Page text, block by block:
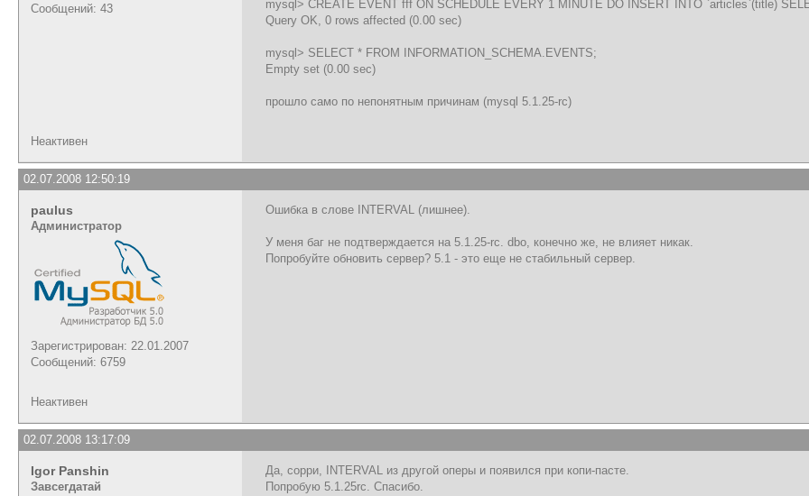
Сообщений: 43
mysql> CREATE EVENT fff ON SCHEDULE EVERY 1 MINUTE DO INSERT INTO `articles`(title)
Query OK, 0 rows affected (0.00 sec)
mysql> SELECT * FROM INFORMATION_SCHEMA.EVENTS;
Empty set (0.00 sec)
прошло само по непонятным причинам (mysql 5.1.25-rc)
Неактивен
02.07.2008 12:50:19
paulus
Администратор
Зарегистрирован: 22.01.2007
Сообщений: 6759
Ошибка в слове INTERVAL (лишнее).
У меня баг не подтверждается на 5.1.25-rc. dbo, конечно же, не влияет никак.
Попробуйте обновить сервер? 5.1 - это еще не стабильный сервер.
Неактивен
02.07.2008 13:17:09
Igor Panshin
Завсегдатай
Да, сорри, INTERVAL из другой оперы и появился при копи-пасте.
Попробую 5.1.25rc. Спасибо.